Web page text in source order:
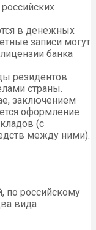
в денежных
записи могут
банка
резидентов
страны.
заключением
оформление
(с
между ними).
по российскому
вида